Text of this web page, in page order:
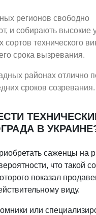
регионов свободно
и собирають высокие
сортов технического
срока вызревания.
районах отлично
сроков созревания.
В
саженцы на
что такой
показал
виду.
или